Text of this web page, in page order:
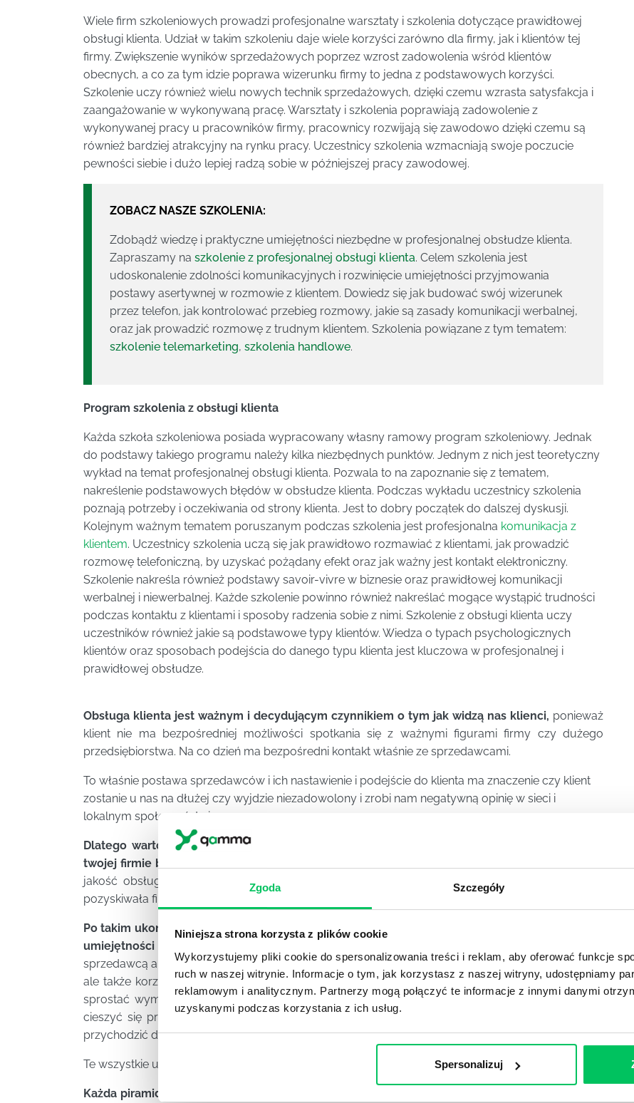
Zgoda Szczegóły
Niniejsza strona korzysta z plików cookie
Wykorzystujemy pliki cookie do spersonalizowania treści i reklam, aby oferować funkcje
ruch w naszej witrynie. Informacje o tym, jak korzystasz z naszej witryny, udostępniamy
reklamowym i analitycznym. Partnerzy mogą połączyć te informacje z innymi danymi
uzyskanymi podczas korzystania z ich usług.
Spersonalizuj
Wiele firm szkoleniowych prowadzi profesjonalne warsztaty i szkolenia dotyczące prawidłowej
obsługi klienta. Udział w takim szkoleniu daje wiele korzyści zarówno dla firmy, jak i klientów tej
firmy. Zwiększenie wyników sprzedażowych poprzez wzrost zadowolenia wśród klientów
obecnych, a co za tym idzie poprawa wizerunku firmy to jedna z podstawowych korzyści.
Szkolenie uczy również wielu nowych technik sprzedażowych, dzięki czemu wzrasta satysfakcja i
zaangażowanie w wykonywaną pracę. Warsztaty i szkolenia poprawiają zadowolenie z
wykonywanej pracy u pracowników firmy, pracownicy rozwijają się zawodowo dzięki czemu są
również bardziej atrakcyjny na rynku pracy. Uczestnicy szkolenia wzmacniają swoje poczucie
pewności siebie i dużo lepiej radzą sobie w późniejszej pracy zawodowej.
ZOBACZ NASZE SZKOLENIA:
Zdobądź wiedzę i praktyczne umiejętności niezbędne w profesjonalnej obsłudze klienta.
Zapraszamy na szkolenie z profesjonalnej obsługi klienta. Celem szkolenia jest
udoskonalenie zdolności komunikacyjnych i rozwinięcie umiejętności przyjmowania
postawy asertywnej w rozmowie z klientem. Dowiedz się jak budować swój wizerunek
przez telefon, jak kontrolować przebieg rozmowy, jakie są zasady komunikacji werbalnej,
oraz jak prowadzić rozmowę z trudnym klientem. Szkolenia powiązane z tym tematem:
szkolenie telemarketing, szkolenia handlowe.
Program szkolenia z obsługi klienta
Każda szkoła szkoleniowa posiada wypracowany własny ramowy program szkoleniowy. Jednak
do podstawy takiego programu należy kilka niezbędnych punktów. Jednym z nich jest teoretyczny
wykład na temat profesjonalnej obsługi klienta. Pozwala to na zapoznanie się z tematem,
nakreślenie podstawowych błędów w obsłudze klienta. Podczas wykładu uczestnicy szkolenia
poznają potrzeby i oczekiwania od strony klienta. Jest to dobry początek do dalszej dyskusji.
Kolejnym ważnym tematem poruszanym podczas szkolenia jest profesjonalna komunikacja z
klientem. Uczestnicy szkolenia uczą się jak prawidłowo rozmawiać z klientami, jak prowadzić
rozmowę telefoniczną, by uzyskać pożądany efekt oraz jak ważny jest kontakt elektroniczny.
Szkolenie nakreśla również podstawy savoir-vivre w biznesie oraz prawidłowej komunikacji
werbalnej i niewerbalnej. Każde szkolenie powinno również nakreślać mogące wystąpić trudności
podczas kontaktu z klientami i sposoby radzenia sobie z nimi. Szkolenie z obsługi klienta uczy
uczestników również jakie są podstawowe typy klientów. Wiedza o typach psychologicznych
klientów oraz sposobach podejścia do danego typu klienta jest kluczowa w profesjonalnej i
prawidłowej obsłudze.
Obsługa klienta jest ważnym i decydującym czynnikiem o tym jak widzą nas klienci, ponieważ
klient nie ma bezpośredniej możliwości spotkania się z ważnymi figurami firmy czy dużego
przedsiębiorstwa. Na co dzień ma bezpośredni kontakt właśnie ze sprzedawcami.
To właśnie postawa sprzedawców i ich nastawienie i podejście do klienta ma znaczenie czy klient
zostanie u nas na dłużej czy wyjdzie niezadowolony i zrobi nam negatywną opinię w sieci i
lokalnym społeczeństwie.
Dlatego warto inwestować w szkolenia z zakresu obsługi klienta, aby każdy sprzedawca w
twojej firmie był poinformowany i uświadomiony jak ważną rolę pełni w firmie.
jakość obsługi klienta ma kluczowe znaczenie w tym jaką sprzedaż i jak dużo klienta będzie
pozyskiwała firma.
Po takim ukończonym szkoleniu sprzedawcy i inni pracownicy danej firmy będą posiadali takie
umiejętności jak:
sprzedawcą a klientem, unikanie trudnych tematów podczas rozmowy z klientem na korzyść firmy
ale także korzyść klienta, skuteczne reagowanie w trudnych sytuacjach z trudnymi klientami, jak
sprostać wymaganiom trudnych klientów, jak powstrzymywać negatywne emocje w pracy, jak
cieszyć się pracą, którą się wykonuje, jak cieszyć się zadowoleniem klienta, jak entuzjastycznie
przychodzić do pracy.
Te wszystkie umiejętności składają się w całość tego jak będzie funkcjonowało twoja firma.
Każda piramida ma swoją podstawę, która jest najszersza u dołu i to jest jej podstawa.